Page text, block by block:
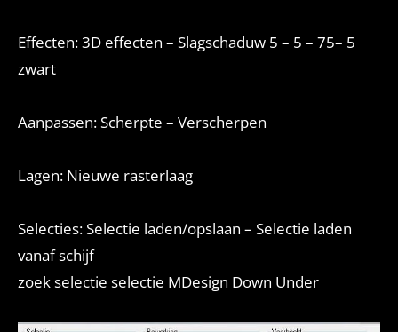
Effecten: 3D effecten – Slagschaduw 5 – 5 – 75– 5
zwart
Aanpassen: Scherpte – Verscherpen
Lagen: Nieuwe rasterlaag
Selecties: Selectie laden/opslaan – Selectie laden
vanaf schijf
zoek selectie selectie MDesign Down Under